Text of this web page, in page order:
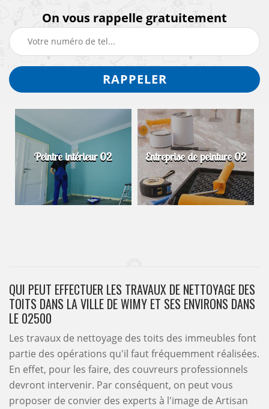
On vous rappelle gratuitement
Peintre intérieur 02 Entreprise de peinture 02
QUI PEUT EFFECTUER LES TRAVAUX DE NETTOYAGE DES
TOITS DANS LA VILLE DE WIMY ET SES ENVIRONS DANS
LE 02500
Les travaux de nettoyage des toits des immeubles font
partie des opérations qu'il faut fréquemment réalisées.
En effet, pour les faire, des couvreurs professionnels
devront intervenir. Par conséquent, on peut vous
proposer de convier des experts à l'image de Artisan